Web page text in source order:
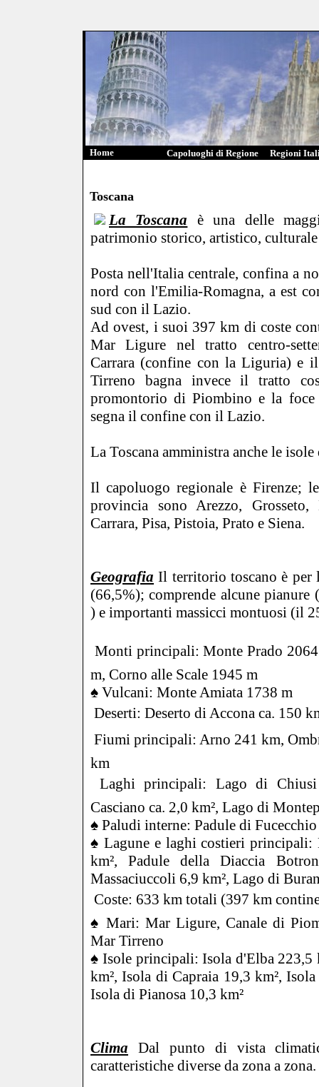
Home Capoluoghi di Regione Regioni
Toscana
La Toscana è una delle
patrimonio storico, artistico, culturale
Posta nell'Italia centrale, confina a
nord con l'Emilia-Romagna, a est
sud con il Lazio.
Ad ovest, i suoi 397 km di coste
Mar Ligure nel tratto centro-
Carrara (confine con la Liguria)
Tirreno bagna invece il tratto
promontorio di Piombino e la foce
segna il confine con il Lazio.
La Toscana amministra anche le
Il capoluogo regionale è Firenze;
provincia sono Arezzo,
Carrara, Pisa, Pistoia, Prato e Siena.
Geografia Il territorio toscano è per
(66,5%); comprende alcune
) e importanti massicci montuosi (il
 Monti principali: Monte Prado
m, Corno alle Scale 1945 m
♠ Vulcani: Monte Amiata 1738 m
 Deserti: Deserto di Accona ca. 150
 Fiumi principali: Arno 241 km,
km
 Laghi principali: Lago di
Casciano ca. 2,0 km², Lago di
♠ Paludi interne: Padule di Fucecchio
♠ Lagune e laghi costieri principali:
km², Padule della Diaccia
Massaciuccoli 6,9 km², Lago di
 Coste: 633 km totali (397 km
♠ Mari: Mar Ligure, Canale di
Mar Tirreno
♠ Isole principali: Isola d'Elba 223,5
km², Isola di Capraia 19,3 km²,
Isola di Pianosa 10,3 km²
Clima Dal punto di vista
caratteristiche diverse da zona a zona.